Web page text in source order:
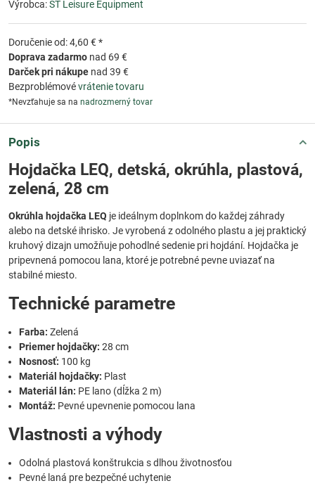
Výrobca:ST Leisure Equipment
Doručenie od: 4,60 € *
Doprava zadarmo nad 69 €
Darček pri nákupe nad 39 €
Bezproblémovévrátenie tovaru
*Nevzťahuje sa na nadrozmerný tovar
Popis
Hojdačka LEQ, detská, okrúhla, plastová,
zelená, 28 cm
Okrúhla hojdačka LEQ je ideálnym doplnkom do každej záhrady
alebo na detské ihrisko. Je vyrobená z odolného plastu a jej praktický
kruhový dizajn umožňuje pohodlné sedenie pri hojdání. Hojdačka je
pripevnená pomocou lana, ktoré je potrebné pevne uviazať na
stabilné miesto.
Technické parametre
Farba: Zelená
Priemer hojdačky: 28 cm
Nosnosť: 100 kg
Materiál hojdačky: Plast
Materiál lán: PE lano (dĺžka 2 m)
Montáž: Pevné upevnenie pomocou lana
Vlastnosti a výhody
Odolná plastová konštrukcia s dlhou životnosťou
Pevné laná pre bezpečné uchytenie